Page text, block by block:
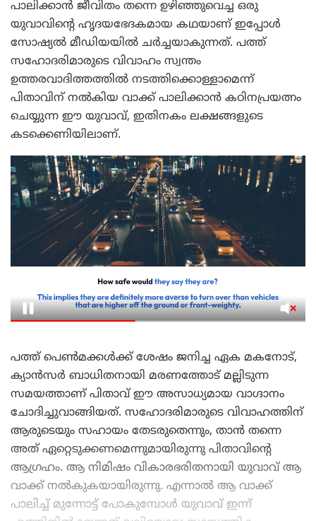
പാലിക്കാൻ ജീവിതം തന്നെ ഉഴിഞ്ഞുവെച്ച ഒരു
യുവാവിന്റെ ഹൃദയഭേദകമായ കഥയാണ് ഇപ്പോൾ
സോഷ്യൽ മീഡിയയിൽ ചർച്ചയാകുന്നത്. പത്ത്
സഹോദരിമാരുടെ വിവാഹം സ്വന്തം
ഉത്തരവാദിത്തത്തിൽ നടത്തിക്കൊള്ളാമെന്ന്
പിതാവിന് നൽകിയ വാക്ക് പാലിക്കാൻ കഠിനപ്രയത്നം
ചെയ്യുന്ന ഈ യുവാവ്, ഇതിനകം ലക്ഷങ്ങളുടെ
കടക്കെണിയിലാണ്.
പത്ത് പെൺമക്കൾക്ക് ശേഷം ജനിച്ച ഏക മകനോട്,
ക്യാൻസർ ബാധിതനായി മരണത്തോട് മല്ലിടുന്ന
സമയത്താണ് പിതാവ് ഈ അസാധ്യമായ വാഗ്ദാനം
ചോദിച്ചുവാങ്ങിയത്. സഹോദരിമാരുടെ വിവാഹത്തിന്
ആരുടെയും സഹായം തേടരുതെന്നും, താൻ തന്നെ
അത് ഏറ്റെടുക്കണമെന്നുമായിരുന്നു പിതാവിന്റെ
ആഗ്രഹം. ആ നിമിഷം വികാരഭരിതനായി യുവാവ് ആ
വാക്ക് നൽകുകയായിരുന്നു. എന്നാൽ ആ വാക്ക്
പാലിച്ച് മുന്നോട്ട് പോകുമ്പോൾ യുവാവ് ഇന്ന്